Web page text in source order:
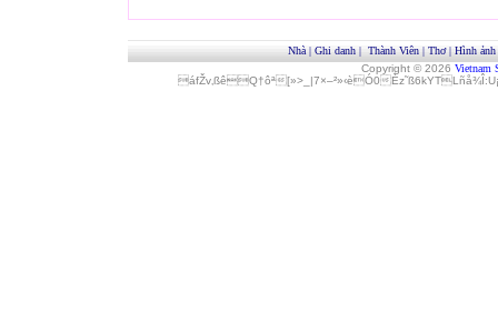
Nhà | Ghi danh | Thành Viên | Thơ| Hình ảnh
Copyright © 2026 Vietnam
áfŽv‚ßêQ†ôª[»>_|7×–²»‹èÓ0